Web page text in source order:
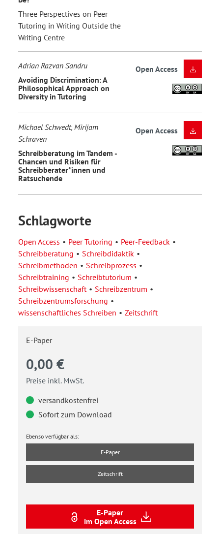
Three Perspectives on Peer
Tutoring in Writing Outside the
Writing Centre
Adrian Razvan Sandru
Avoiding Discrimination: A
Philosophical Approach on
Diversity in Tutoring
Open Access
Michael Schwedt, Mirijam
Schraven
Schreibberatung im Tandem -
Chancen und Risiken für
Schreibberater*innen und
Ratsuchende
Open Access
Schlagworte
Open Access Peer Tutoring
Peer-Feedback
Schreibberatung
Schreibdidaktik
Schreibmethoden
Schreibprozess
Schreibtraining
Schreibtutorium
Schreibwissenschaft
Schreibzentrum
Schreibzentrumsforschung
wissenschaftliches Schreiben
Zeitschrift
E-Paper
0,00 €
Preise inkl. MwSt.
versandkostenfrei
Sofort zum Download
Ebenso verfügbar als:
E-Paper
Zeitschrift
E-Paper
im Open Access